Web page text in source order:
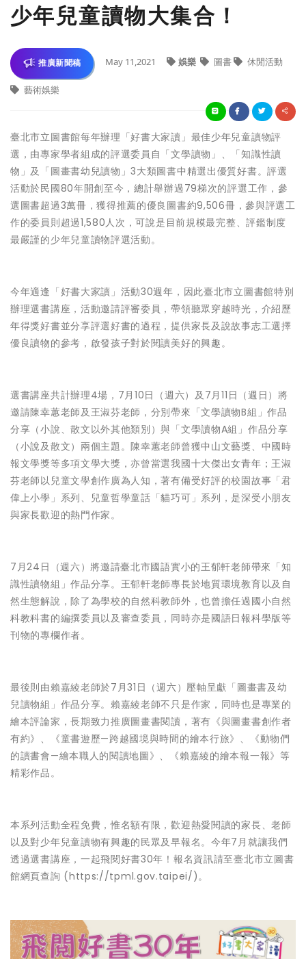
少年兒童讀物大集合！
推廣新聞稿 May 11,2021 娛樂 圖書 休閒活動
藝術娛樂
臺北市立圖書館每年辦理「好書大家讀」最佳少年兒童讀物評
選，由專家學者組成的評選委員自「文學讀物」、「知識性讀
物」及「圖畫書幼兒讀物」3大類圖書中精選出優質好書。評選
活動於民國80年開創至今，總計舉辦過79梯次的評選工作，參
選圖書超過3萬冊，獲得推薦的優良圖書約9,506冊，參與評選工
作的委員則超過1,580人次，可說是目前規模最完整、評鑑制度
最嚴謹的少年兒童讀物評選活動。
今年適逢「好書大家讀」活動30週年，因此臺北市立圖書館特別
辦理選書講座，活動邀請評審委員，帶領聽眾穿越時光，介紹歷
年得獎好書並分享評選好書的過程，提供家長及說故事志工選擇
優良讀物的參考，啟發孩子對於閱讀美好的興趣。
選書講座共計辦理4場，7月10日（週六）及7月11日（週日）將
邀請陳幸蕙老師及王淑芬老師，分別帶來「文學讀物B組」作品
分享（小說、散文以外其他類別）與「文學讀物A組」作品分享
（小說及散文）兩個主題。陳幸蕙老師曾獲中山文藝獎、中國時
報文學獎等多項文學大獎，亦曾當選我國十大傑出女青年；王淑
芬老師以兒童文學創作廣為人知，著有備受好評的校園故事「君
偉上小學」系列、兒童哲學童話「貓巧可」系列，是深受小朋友
與家長歡迎的熱門作家。
7月24日（週六）將邀請臺北市國語實小的王郁軒老師帶來「知
識性讀物組」作品分享。王郁軒老師專長於地質環境教育以及自
然生態解說，除了為學校的自然科教師外，也曾擔任過國小自然
科教科書的編撰委員以及審查委員，同時亦是國語日報科學版等
刊物的專欄作者。
最後則由賴嘉綾老師於7月31日（週六）壓軸呈獻「圖畫書及幼
兒讀物組」作品分享。賴嘉綾老師不只是作家，同時也是專業的
繪本評論家，長期致力推廣圖畫書閱讀，著有《與圖畫書創作者
有約》、《童書遊歷—跨越國境與時間的繪本行旅》、《動物們
的讀書會—繪本職人的閱讀地圖》、《賴嘉綾的繪本報一報》等
精彩作品。
本系列活動全程免費，惟名額有限，歡迎熱愛閱讀的家長、老師
以及對少年兒童讀物有興趣的民眾及早報名。今年7月就讓我們
透過選書講座，一起飛閱好書30年！報名資訊請至臺北市立圖書
館網頁查詢 (https://tpml.gov.taipei/)。